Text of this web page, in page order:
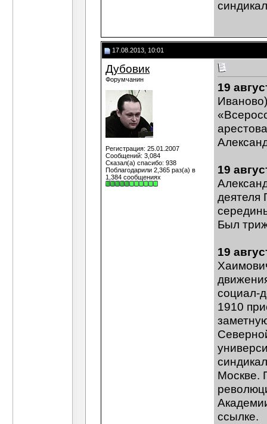
17.08.2013, 10:01
Дубовик
Форумчанин
Регистрация: 25.01.2007
Сообщений: 3,084
Сказал(а) спасибо: 938
Поблагодарили 2,365 раз(а) в
1,384 сообщениях
19
19
деятеля
Был
19
социал-
1910
Москве.
ссылке.